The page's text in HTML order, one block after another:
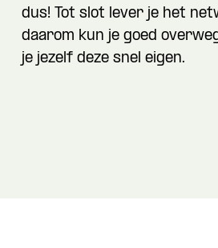
dus! Tot slot lever je het
daarom kun je goed
je jezelf deze snel eigen.